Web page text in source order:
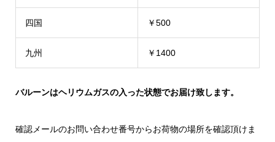
四国 ￥500
九州 ￥1400
バルーンはヘリウムガスの入った状態でお届け致します。
確認メールのお問い合わせ番号からお荷物の場所を確認頂けま